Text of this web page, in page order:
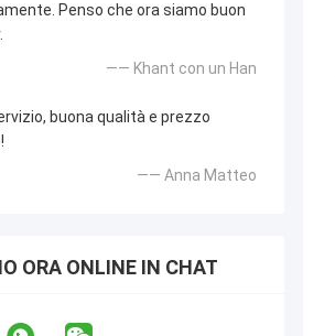
Penso che ora siamo buon
—— Khant con un Han
buona qualità e prezzo
—— Anna Matteo
ORA ONLINE IN CHAT